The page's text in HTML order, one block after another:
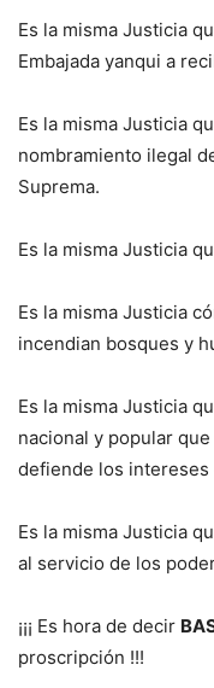
Es la misma Justicia
Embajada yanqui a
Es la misma Justicia
nombramiento ilegal
Suprema.
Es la misma Justicia
Es la misma Justicia
incendian bosques y
Es la misma Justicia
nacional y popular
defiende los
Es la misma Justicia
al servicio de los
¡¡¡ Es hora de decir
proscripción !!!